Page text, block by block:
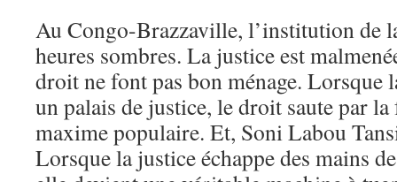
Au Congo-Brazzaville, l’institution de
heures sombres. La justice est
droit ne font pas bon ménage. Lorsque
un palais de justice, le droit saute par
maxime populaire. Et, Soni Labou
Lorsque la justice échappe des mains